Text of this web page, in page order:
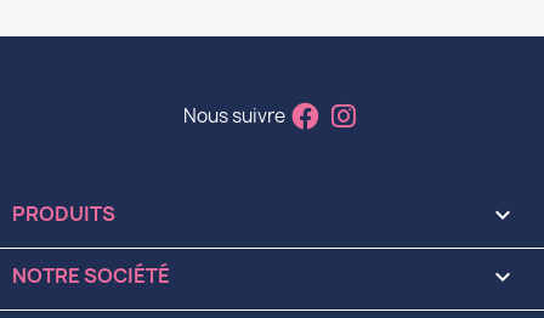
Nous suivre
PRODUITS 
NOTRE SOCIÉTÉ 